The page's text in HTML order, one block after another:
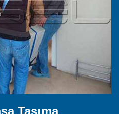
Taşıma